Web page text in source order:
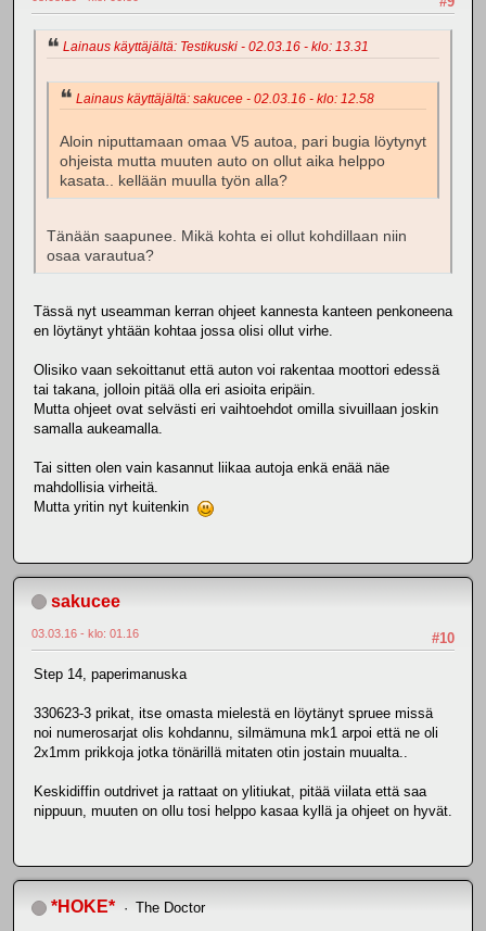
Lainaus käyttäjältä: Testikuski - 02.03.16 - klo: 13.31
Lainaus käyttäjältä: sakucee - 02.03.16 - klo: 12.58
Aloin niputtamaan omaa V5 autoa, pari bugia löytynyt
ohjeista mutta muuten auto on ollut aika helppo
kasata.. kellään muulla työn alla?
Tänään saapunee. Mikä kohta ei ollut kohdillaan niin
osaa varautua?
Tässä nyt useamman kerran ohjeet kannesta kanteen penkoneena
en löytänyt yhtään kohtaa jossa olisi ollut virhe.
Olisiko vaan sekoittanut että auton voi rakentaa moottori edessä
tai takana, jolloin pitää olla eri asioita eripäin.
Mutta ohjeet ovat selvästi eri vaihtoehdot omilla sivuillaan joskin
samalla aukeamalla.
Tai sitten olen vain kasannut liikaa autoja enkä enää näe
mahdollisia virheitä.
Mutta yritin nyt kuitenkin
sakucee
#10
03.03.16 - klo: 01.16
Step 14, paperimanuska
330623-3 prikat, itse omasta mielestä en löytänyt spruee missä
noi numerosarjat olis kohdannu, silmämuna mk1 arpoi että ne oli
2x1mm prikkoja jotka tönärillä mitaten otin jostain muualta..
Keskidiffin outdrivet ja rattaat on ylitiukat, pitää viilata että saa
nippuun, muuten on ollu tosi helppo kasaa kyllä ja ohjeet on hyvät.
*HOKE* The Doctor